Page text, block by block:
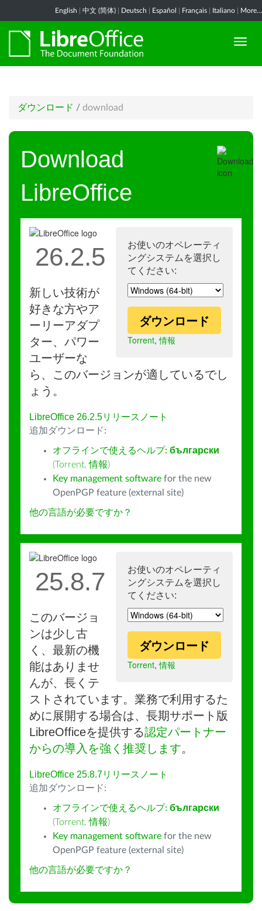
English 中文 (简体) Deutsch Español Français Italiano More...
ダウンロード / download
Download
LibreOffice
お使いのオペレーティ
ングシステムを選択し
てください:
ダウンロード
Torrent,情報
26.2.5
新しい技術が
好きな方やア
ーリーアダプ
ター、パワー
ユーザーな
ら、このバージョンが適しているでし
ょう。
LibreOffice 26.2.5リリースノート
追加ダウンロード:
オフラインで使えるヘルプ: български
(Torrent,情報)
Key management software for the new
OpenPGP feature (external site)
他の言語が必要ですか？
お使いのオペレーティ
ングシステムを選択し
てください:
ダウンロード
Torrent,情報
25.8.7
このバージョ
ンは少し古
く、最新の機
能はありませ
んが、長くテ
ストされています。業務で利用するた
めに展開する場合は、長期サポート版
LibreOfficeを提供する認定パートナー
からの導入を強く推奨します。
LibreOffice 25.8.7リリースノート
追加ダウンロード:
オフラインで使えるヘルプ: български
(Torrent,情報)
Key management software for the new
OpenPGP feature (external site)
他の言語が必要ですか？